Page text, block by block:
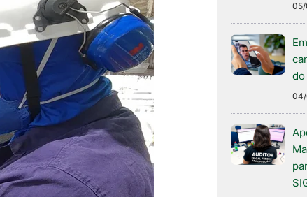
05/
do